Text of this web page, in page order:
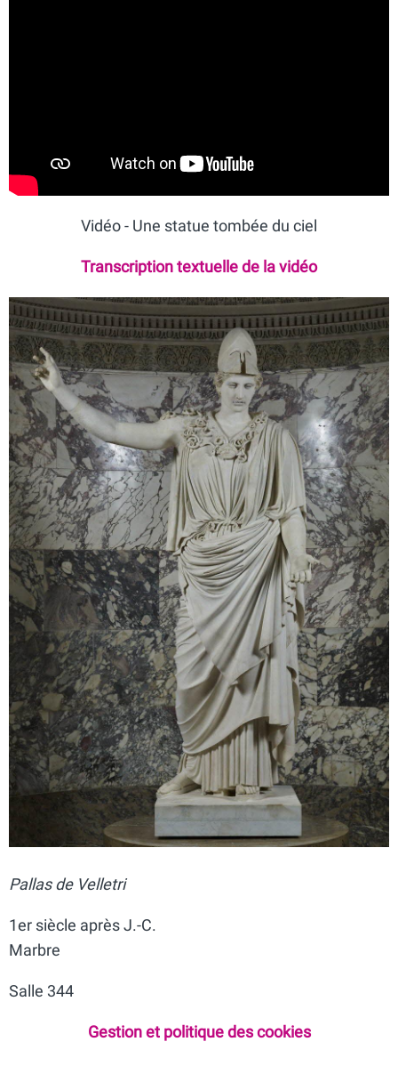
Vidéo - Une statue tombée du ciel
Transcription textuelle de la vidéo
Pallas de Velletri
1er siècle après J.-C.
Marbre
Salle 344
Gestion et politique des cookies